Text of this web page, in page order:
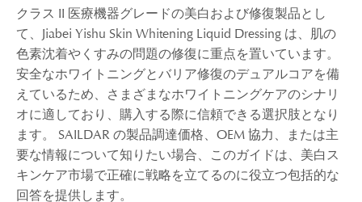
クラス II 医療機器グレードの美白および修復製品とし
て、Jiabei Yishu Skin Whitening Liquid Dressing は、肌の
色素沈着やくすみの問題の修復に重点を置いています。
安全なホワイトニングとバリア修復のデュアルコアを備
えているため、さまざまなホワイトニングケアのシナリ
オに適しており、購入する際に信頼できる選択肢となり
ます。 SAILDAR の製品調達価格、OEM 協力、または主
要な情報について知りたい場合、このガイドは、美白ス
キンケア市場で正確に戦略を立てるのに役立つ包括的な
回答を提供します。